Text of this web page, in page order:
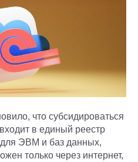
что субсидироваться
в единый реестр
ЭВМ и баз данных,
только через интернет,